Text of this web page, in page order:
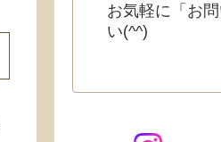
お気軽に「お
い(^^)